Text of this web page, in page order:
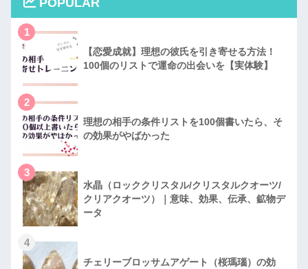
1
【恋愛成就】理想の彼氏を引き寄せる方法！
100個のリストで運命の出会いを【実体験】
2
理想の相手の条件リストを100個書いたら、そ
の効果がやばかった
3
水晶（ロッククリスタル/クリスタルクオーツ/
クリアクオーツ）｜意味、効果、伝承、鉱物デ
ータ
4
チェリーブロッサムアゲート（桜瑪瑙）の効